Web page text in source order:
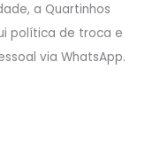
a Quartinhos
política de troca e
via WhatsApp.